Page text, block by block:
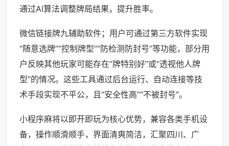
通过AI算法调整牌局结果，提升胜率。
微信链接牌九辅助软件；用户可通过第三方软件实现
“随意选牌”“控制牌型”“防检测防封号”等功能，部分用
户反映其他玩家可能存在“牌特别好”或“透视他人牌
型”的情况。这些工具通过后台运行、自动连接等技
术手段实现不平公，且“安全性高”“不被封号”。
小程序麻将以即开即玩为核心优势，兼容各类手机设
备，操作顺滑顺手，界面清爽简洁，汇聚四川、广